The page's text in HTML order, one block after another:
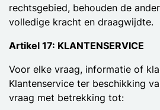
rechtsgebied, behouden de
volledige kracht en draagwijdte.
Artikel 17: KLANTENSERVICE
Voor elke vraag, informatie of
Klantenservice ter beschikking
vraag met betrekking tot: